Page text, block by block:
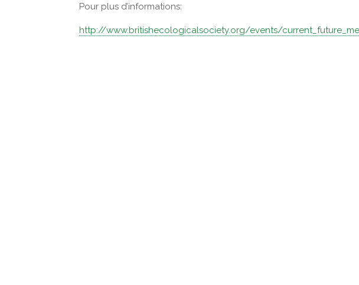
Pour plus d’informations:
http://www.britishecologicalsociety.org/events/